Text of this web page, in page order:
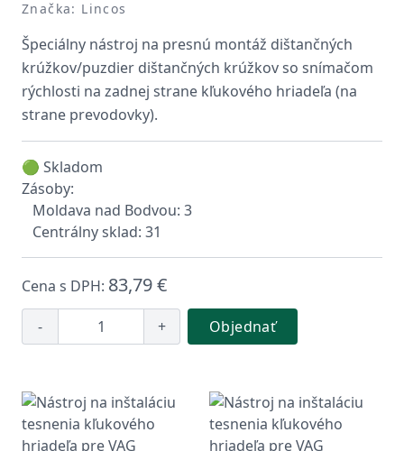
Značka: Lincos
Špeciálny nástroj na presnú montáž dištančných
krúžkov/puzdier dištančných krúžkov so snímačom
rýchlosti na zadnej strane kľukového hriadeľa (na
strane prevodovky).
🟢 Skladom
Zásoby:
Moldava nad Bodvou: 3
Centrálny sklad: 31
Cena s DPH: 83,79 €
- + Objednať